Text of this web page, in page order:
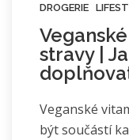
DROGERIE
stravy |
Veganské
být součástí